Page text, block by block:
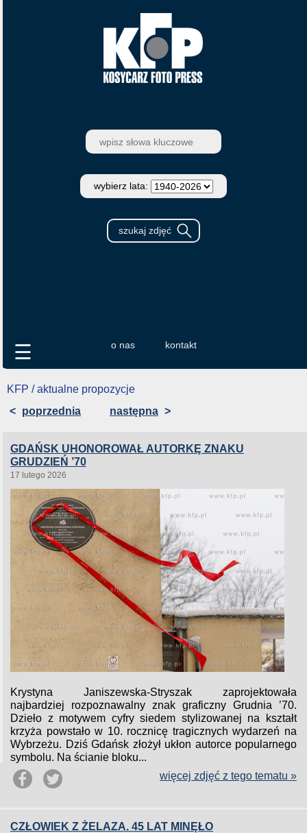
wybierz lata:
o nas kontakt
☰
KFP / aktualne propozycje
< poprzednia następna >
GDAŃSK UHONOROWAŁ AUTORKĘ ZNAKU
GRUDZIEŃ ’70
17 lutego 2026
Krystyna Janiszewska-Stryszak zaprojektowała
najbardziej rozpoznawalny znak graficzny Grudnia ’70.
Dzieło z motywem cyfry siedem stylizowanej na kształt
krzyża powstało w 10. rocznicę tragicznych wydarzeń na
Wybrzeżu. Dziś Gdańsk złożył ukłon autorce popularnego
symbolu. Na ścianie bloku...
więcej zdjęć z tego tematu »
CZŁOWIEK Z ŻELAZA. 45 LAT MINĘŁO